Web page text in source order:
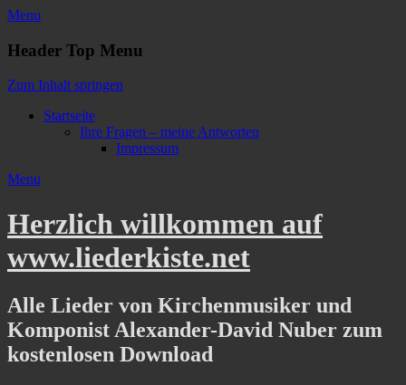
Menu
Header Top Menu
Zum Inhalt springen
Startseite
Ihre Fragen – meine Antworten
Impressum
Menu
Herzlich willkommen auf
www.liederkiste.net
Alle Lieder von Kirchenmusiker und
Komponist Alexander-David Nuber zum
kostenlosen Download